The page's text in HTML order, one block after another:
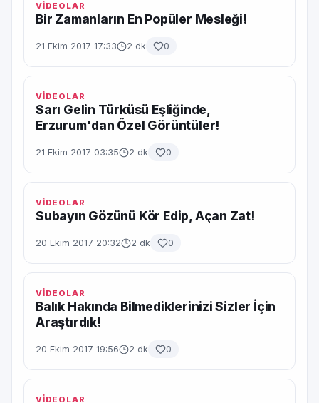
VİDEOLAR
Bir Zamanların En Popüler Mesleği!
21 Ekim 2017 17:33 2 dk 0
VİDEOLAR
Sarı Gelin Türküsü Eşliğinde,
Erzurum'dan Özel Görüntüler!
21 Ekim 2017 03:35 2 dk 0
VİDEOLAR
Subayın Gözünü Kör Edip, Açan Zat!
20 Ekim 2017 20:32 2 dk 0
VİDEOLAR
Balık Hakında Bilmediklerinizi Sizler İçin
Araştırdık!
20 Ekim 2017 19:56 2 dk 0
VİDEOLAR